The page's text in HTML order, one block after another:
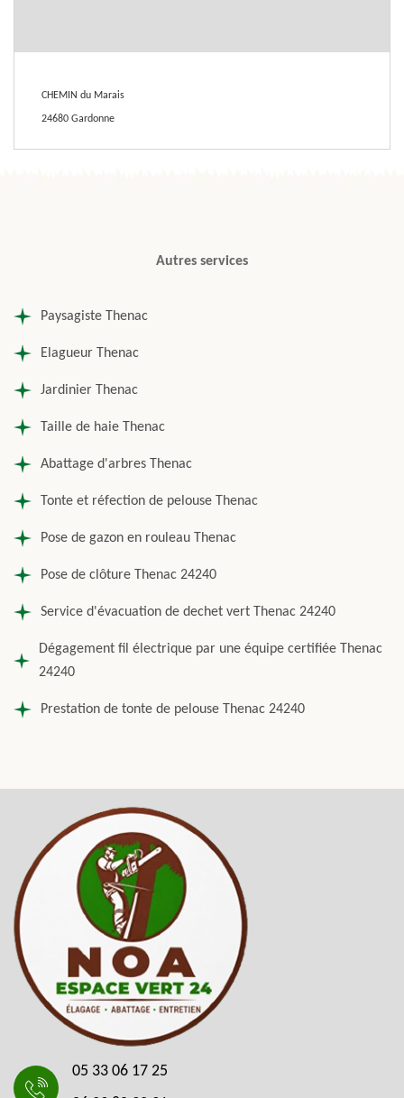
CHEMIN du Marais
24680 Gardonne
Autres services
Paysagiste Thenac
Elagueur Thenac
Jardinier Thenac
Taille de haie Thenac
Abattage d'arbres Thenac
Tonte et réfection de pelouse Thenac
Pose de gazon en rouleau Thenac
Pose de clôture Thenac 24240
Service d'évacuation de dechet vert Thenac 24240
Dégagement fil électrique par une équipe certifiée Thenac
24240
Prestation de tonte de pelouse Thenac 24240
05 33 06 17 25